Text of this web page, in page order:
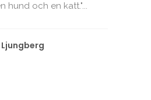
hund och en katt."...